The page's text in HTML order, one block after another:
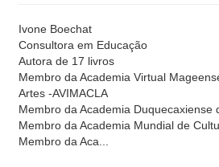
Ivone Boechat
Consultora em Educação
Autora de 17 livros
Membro da Academia Virtual
Artes -AVIMACLA
Membro da Academia Duquecaxiense
Membro da Academia Mundial de
Membro da Aca...